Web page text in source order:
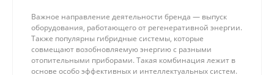
Важное направление деятельности бренда — выпуск
оборудования, работающего от регенеративной энергии.
Также популярны гибридные системы, которые
совмещают возобновляемую энергию с разными
отопительными приборами. Такая комбинация лежит в
основе особо эффективных и интеллектуальных систем.